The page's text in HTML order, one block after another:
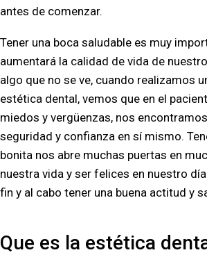
antes de comenzar.
Tener una boca saludable es muy
aumentará la calidad de vida de
algo que no se ve, cuando realizamos
estética dental, vemos que en el
miedos y vergüenzas, nos
seguridad y confianza en sí mismo.
bonita nos abre muchas puertas en
nuestra vida y ser felices en nuestro
fin y al cabo tener una buena actitud y
Que es la estética